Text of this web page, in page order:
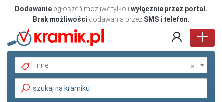
Dodawanie ogłoszeń możliwe tylko i wyłącznie przez portal.
Brak możliwości dodawania przez SMS i telefon.
×
Inne Pokaż oferty